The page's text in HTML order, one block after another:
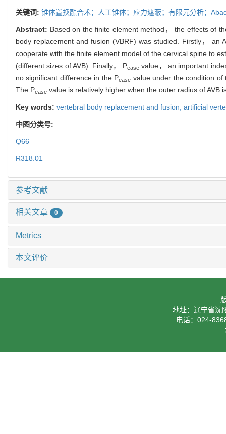
关键词: 锥体置换融合术；人工锥体；应力遮蔽；有限元分析；
Abstract: Based on the finite element method， the effects of
body replacement and fusion (VBRF) was studied. Firstly， an
cooperate with the finite element model of the cervical spine to
(different sizes of AVB). Finally， Peasevalue， an important
no significant difference in the Pease value under the condition of
The Pease value is relatively higher when the outer radius of
Key words: vertebral body replacement and fusion; artificial
中图分类号:
Q66
R318.01
参考文献
相关文章 0
Metrics
本文评价
地址：辽宁省沈
电话：024-